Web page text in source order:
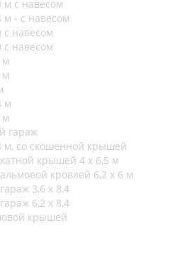
м с навесом
м - с навесом
с навесом
с навесом
м
м
м
м
гараж
м, со скошенной крышей
крышей 4 х 6,5 м
кровлей 6,2 х 6 м
3,6 х 8,4
6,2 х 8,4
крышей